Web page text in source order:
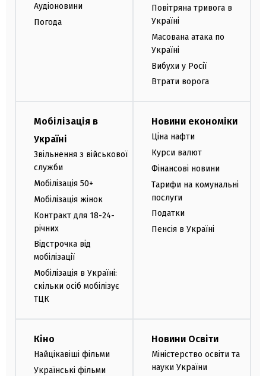
Аудіоновини
Погода
Повітряна тривога в
Україні
Масована атака по
Україні
Вибухи у Росії
Втрати ворога
Мобілізація в
Україні
Звільнення з військової
служби
Мобілізація 50+
Мобілізація жінок
Контракт для 18-24-
річних
Відстрочка від
мобілізації
Мобілізація в Україні:
скільки осіб мобілізує
ТЦК
Новини економіки
Ціна нафти
Курси валют
Фінансові новини
Тарифи на комунальні
послуги
Податки
Пенсія в Україні
Кіно
Найцікавіші фільми
Українські фільми
Новини Освіти
Міністерство освіти та
науки України